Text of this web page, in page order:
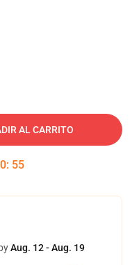
AL CARRITO
: 54
Aug. 12 - Aug. 19